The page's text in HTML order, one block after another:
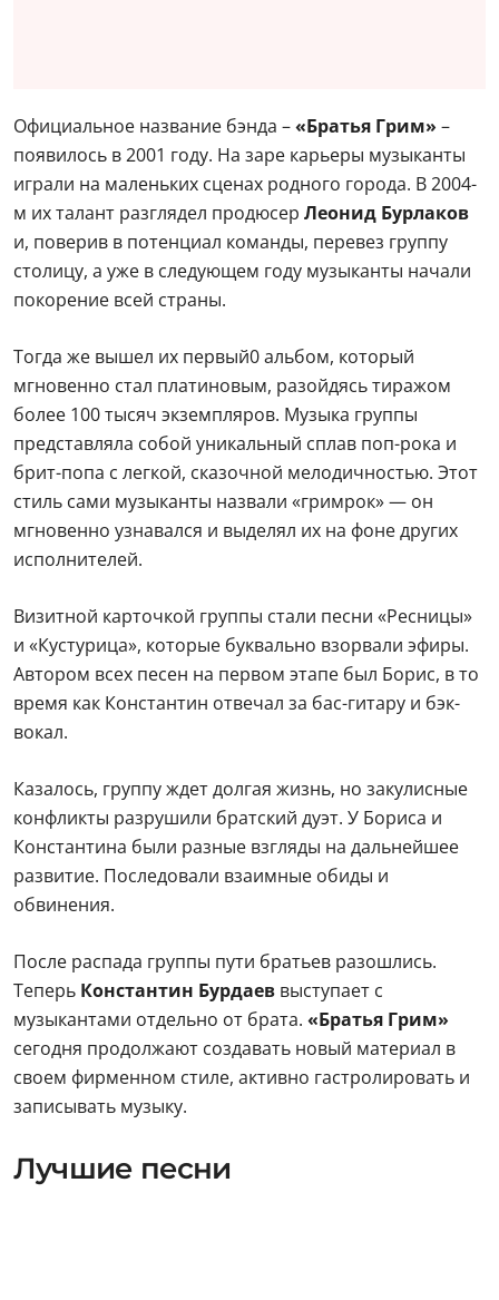
Официальное название бэнда –«Братья Грим» –
появилось в 2001 году. На заре карьеры музыканты
играли на маленьких сценах родного города. В 2004-
м их талант разглядел продюсер Леонид Бурлаков
и, поверив в потенциал команды, перевез группу
столицу, а уже в следующем году музыканты начали
покорение всей страны.
Тогда же вышел их первый0 альбом, который
мгновенно стал платиновым, разойдясь тиражом
более 100 тысяч экземпляров. Музыка группы
представляла собой уникальный сплав поп-рока и
брит-попа с легкой, сказочной мелодичностью. Этот
стиль сами музыканты назвали «гримрок» — он
мгновенно узнавался и выделял их на фоне других
исполнителей.
Визитной карточкой группы стали песни «Ресницы»
и «Кустурица», которые буквально взорвали эфиры.
Автором всех песен на первом этапе был Борис, в то
время как Константин отвечал за бас-гитару и бэк-
вокал.
Казалось, группу ждет долгая жизнь, но закулисные
конфликты разрушили братский дуэт. У Бориса и
Константина были разные взгляды на дальнейшее
развитие. Последовали взаимные обиды и
обвинения.
После распада группы пути братьев разошлись.
Теперь Константин Бурдаев выступает с
музыкантами отдельно от брата. «Братья Грим»
сегодня продолжают создавать новый материал в
своем фирменном стиле, активно гастролировать и
записывать музыку.
Лучшие песни